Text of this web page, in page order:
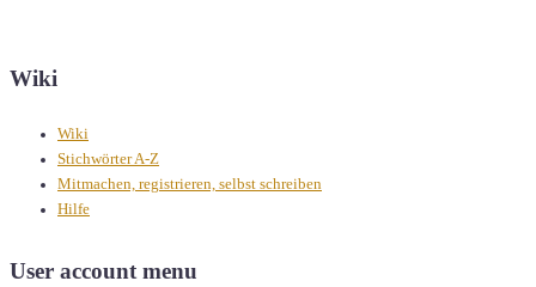
Wiki
Wiki
Stichwörter A-Z
Mitmachen, registrieren, selbst schreiben
Hilfe
User account menu